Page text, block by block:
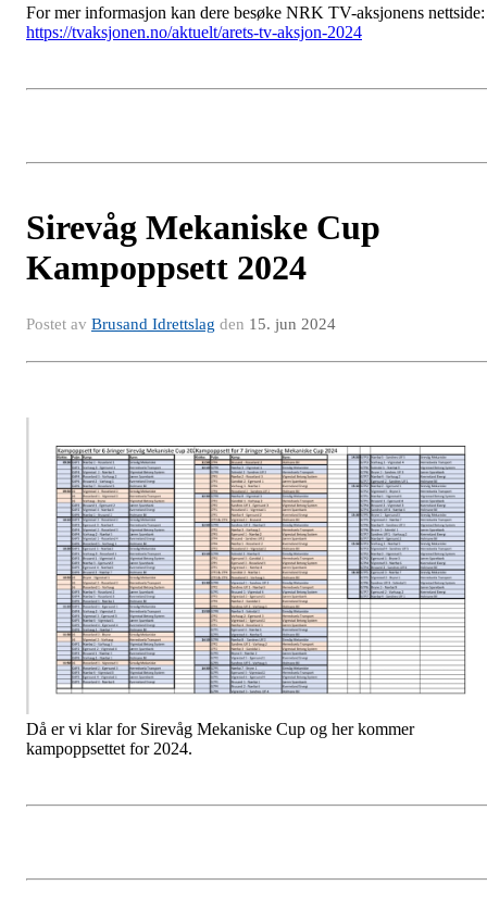
For mer informasjon kan dere besøke NRK TV-aksjonens nettside:
https://tvaksjonen.no/aktuelt/arets-tv-aksjon-2024
Sirevåg Mekaniske Cup
Kampoppsett 2024
Postet av Brusand Idrettslag den 15. jun 2024
Då er vi klar for Sirevåg Mekaniske Cup og her kommer
kampoppsettet for 2024.